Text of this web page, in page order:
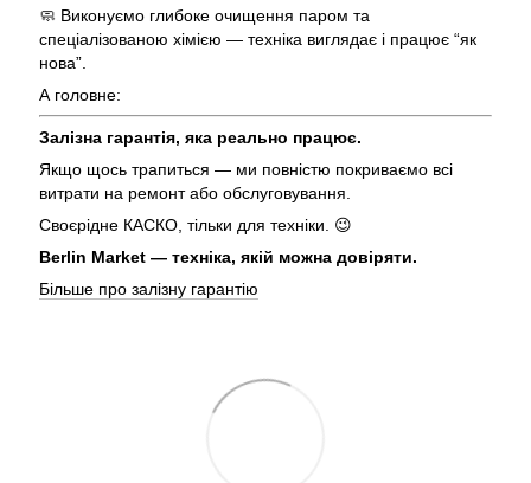
🧼 Виконуємо глибоке очищення паром та
спеціалізованою хімією — техніка виглядає і працює “як
нова”.
А головне:
Залізна гарантія, яка реально працює.
Якщо щось трапиться — ми повністю покриваємо всі
витрати на ремонт або обслуговування.
Своєрідне КАСКО, тільки для техніки. 😉
Berlin Market — техніка, якій можна довіряти.
Більше про залізну гарантію